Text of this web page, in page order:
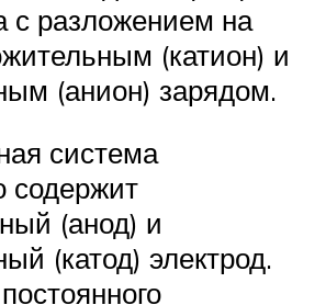
с разложением на
(катион) и
(анион) зарядом.
система
содержит
(анод) и
(катод) электрод.